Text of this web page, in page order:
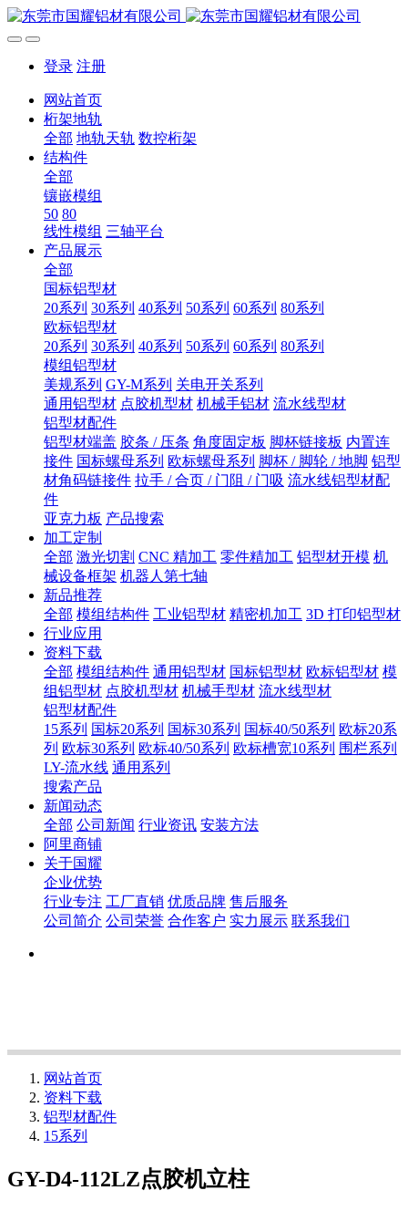
登录 注册
网站首页
桁架地轨
全部 地轨天轨 数控桁架
结构件
全部
镶嵌模组
50 80
线性模组 三轴平台
产品展示
全部
国标铝型材
20系列 30系列 40系列 50系列 60系列 80系列
欧标铝型材
20系列 30系列 40系列 50系列 60系列 80系列
模组铝型材
美规系列 GY-M系列 关电开关系列
通用铝型材 点胶机型材 机械手铝材 流水线型材
铝型材配件
铝型材端盖 胶条 / 压条 角度固定板 脚杯链接板 内置连
接件 国标螺母系列 欧标螺母系列 脚杯 / 脚轮 / 地脚 铝型
材角码链接件 拉手 / 合页 / 门阻 / 门吸 流水线铝型材配
件
亚克力板 产品搜索
加工定制
全部 激光切割 CNC 精加工 零件精加工 铝型材开模 机
械设备框架 机器人第七轴
新品推荐
全部 模组结构件 工业铝型材 精密机加工 3D 打印铝型材
行业应用
资料下载
全部 模组结构件 通用铝型材 国标铝型材 欧标铝型材 模
组铝型材 点胶机型材 机械手型材 流水线型材
铝型材配件
15系列 国标20系列 国标30系列 国标40/50系列 欧标20系
列 欧标30系列 欧标40/50系列 欧标槽宽10系列 围栏系列
LY-流水线 通用系列
搜索产品
新闻动态
全部 公司新闻 行业资讯 安装方法
阿里商铺
关于国耀
企业优势
行业专注 工厂直销 优质品牌 售后服务
公司简介 公司荣誉 合作客户 实力展示 联系我们
网站首页
资料下载
铝型材配件
15系列
GY-D4-112LZ点胶机立柱